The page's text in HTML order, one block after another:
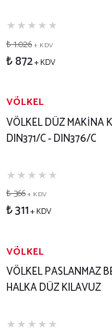
₺ 1.026+ KDV
₺ 872+ KDV
VÖLKEL
VÖLKEL DÜZ MAKİNA
DIN371/C - DIN376/C
₺ 366+ KDV
₺ 311+ KDV
VÖLKEL
VÖLKEL PASLANMAZ
HALKA DÜZ KILAVUZ